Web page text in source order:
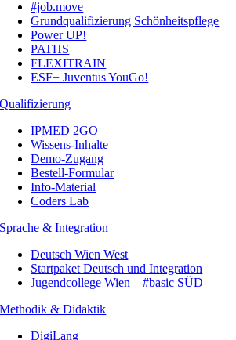
#job.move
Grundqualifizierung Schönheitspflege
Power UP!
PATHS
FLEXITRAIN
ESF+ Juventus YouGo!
Qualifizierung
IPMED 2GO
Wissens-Inhalte
Demo-Zugang
Bestell-Formular
Info-Material
Coders Lab
Sprache & Integration
Deutsch Wien West
Startpaket Deutsch und Integration
Jugendcollege Wien – #basic SÜD
Methodik & Didaktik
DigiLang